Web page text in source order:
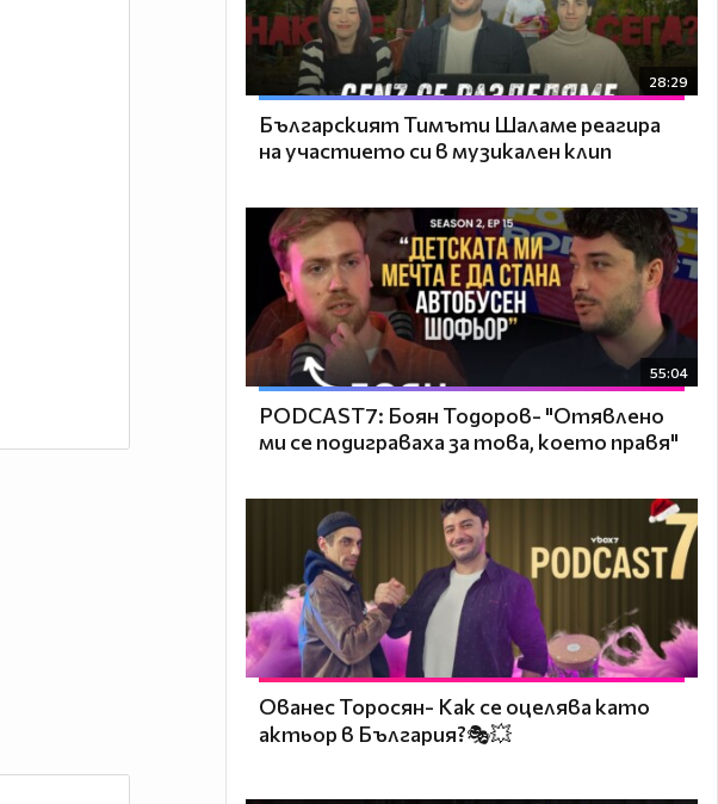
28:29
Българският Тимъти Шаламе реагира
на участието си в музикален клип
55:04
PODCAST7: ‪Боян Тодоров- "Отявлено
ми се подиграваха за това, което правя"
Ованес Торосян- Как се оцелява като
актьор в България?🎭💥